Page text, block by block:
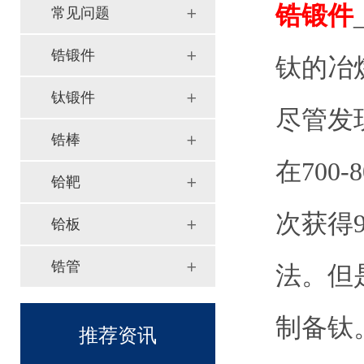
锆锻件
钛的冶
尽管发
在700-
次获得
法。但
制备钛
常见问题
锆锻件
钛锻件
锆棒
铪靶
铪板
锆管
推荐资讯